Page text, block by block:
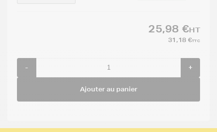
25,98 €HT
31,18 €TTC
- +
Ajouter au panier